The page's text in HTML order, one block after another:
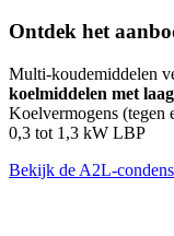
Ontdek het
Multi-koudemiddelen
koelmiddelen met
Koelvermogens (tegen
0,3 tot 1,3 kW LBP
Bekijk de A2L-